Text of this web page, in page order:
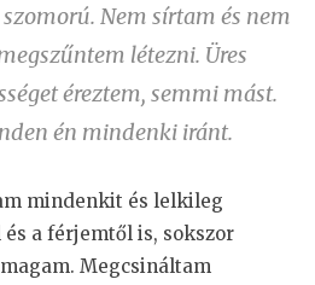
szomorú. Nem sírtam és nem
létezni. Üres
éreztem, semmi mást.
én mindenki iránt.
mindenkit és lelkileg
a férjemtől is, sokszor
Megcsináltam